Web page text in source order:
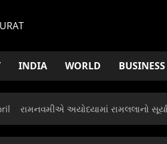
INDIA WORLD BUSINESS
રામનવમીએ અયોધ્યામાં રામલલાનો